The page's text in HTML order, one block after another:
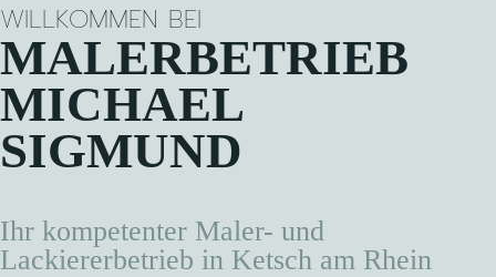
WILLKOMMEN BEI
MALERBETRIEB
MICHAEL
SIGMUND
Ihr kompetenter Maler- und
Lackiererbetrieb in Ketsch am Rhein